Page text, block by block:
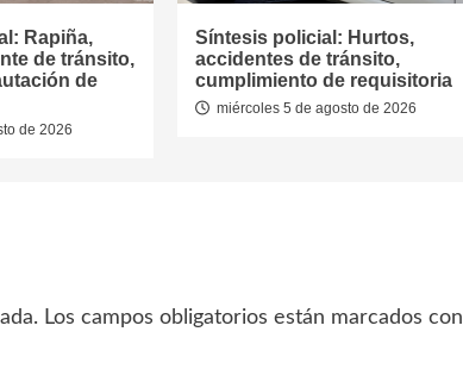
Rapiña,
de tránsito,
de
de 2026
Síntesis policial: Hurtos,
accidentes de tránsito,
cumplimiento de requisitoria
miércoles 5 de agosto de 2026
Los campos obligatorios están marcados con